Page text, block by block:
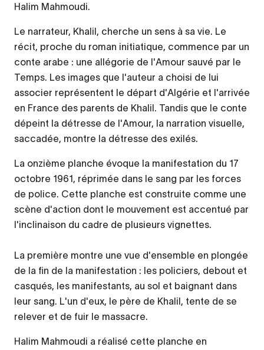
Halim Mahmoudi.
Le narrateur, Khalil, cherche un sens à sa vie. Le
récit, proche du roman initiatique, commence par un
conte arabe : une allégorie de l'Amour sauvé par le
Temps. Les images que l'auteur a choisi de lui
associer représentent le départ d'Algérie et l'arrivée
en France des parents de Khalil. Tandis que le conte
dépeint la détresse de l'Amour, la narration visuelle,
saccadée, montre la détresse des exilés.
La onzième planche évoque la manifestation du 17
octobre 1961, réprimée dans le sang par les forces
de police. Cette planche est construite comme une
scène d'action dont le mouvement est accentué par
l'inclinaison du cadre de plusieurs vignettes.
La première montre une vue d'ensemble en plongée
de la fin de la manifestation : les policiers, debout et
casqués, les manifestants, au sol et baignant dans
leur sang. L'un d'eux, le père de Khalil, tente de se
relever et de fuir le massacre.
Halim Mahmoudi a réalisé cette planche en